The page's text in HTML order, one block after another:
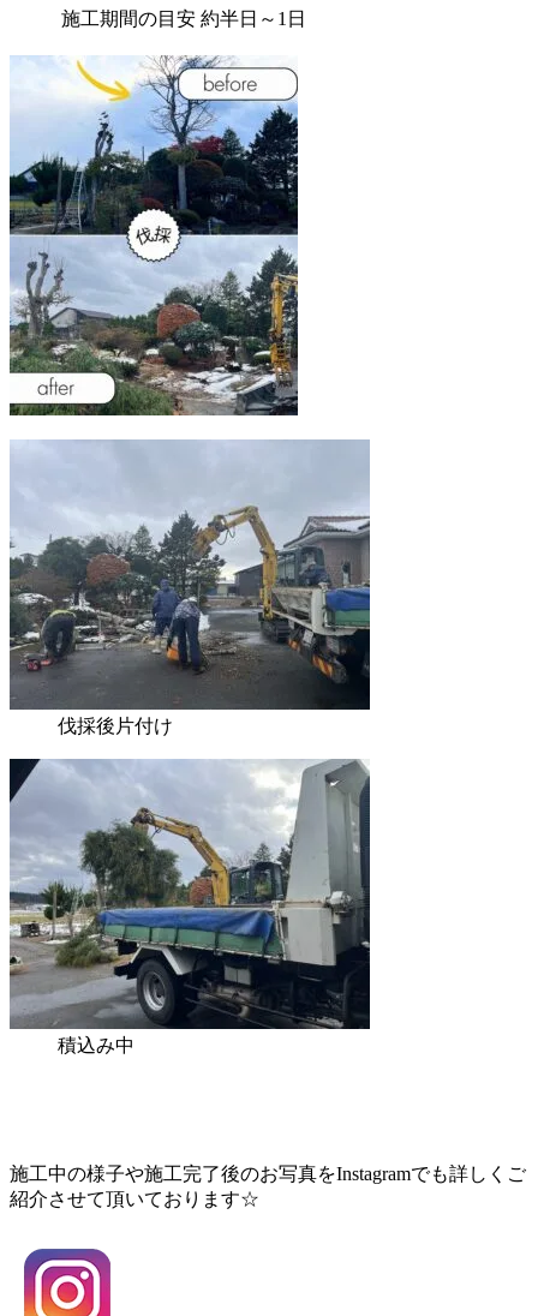
施工期間の目安 約半日～1日
伐採後片付け
積込み中
施工中の様子や施工完了後のお写真をInstagramでも詳しくご
紹介させて頂いております☆